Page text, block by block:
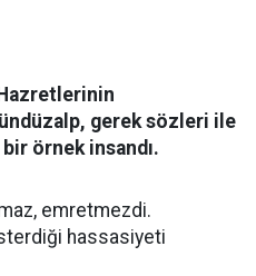
gerek sözleri ile
örnek insandı.
emretmezdi.
hassasiyeti